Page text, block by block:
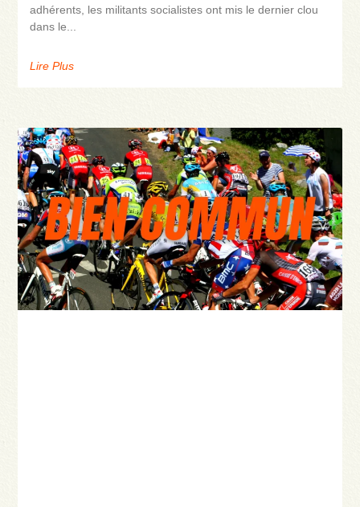
adhérents, les militants socialistes ont mis le dernier clou
dans le
Lire Plus